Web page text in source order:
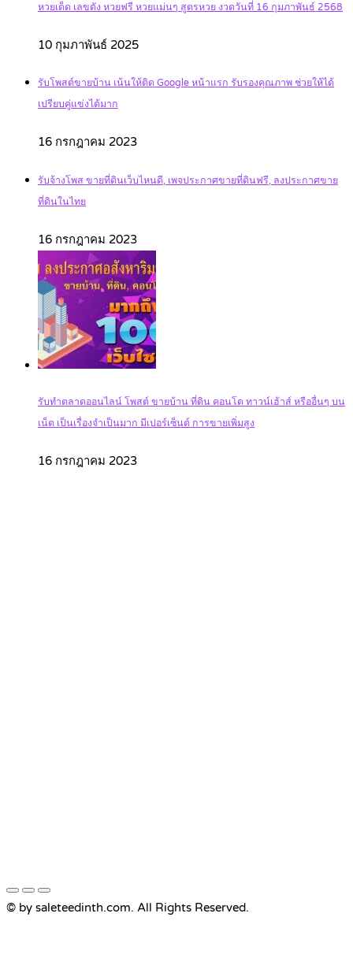
หวยเด็ด เลขดัง หวยฟรี หวยแม่นๆ สูตรหวย งวดวันที่ 16 กุมภาพันธ์ 2568
10 กุมภาพันธ์ 2025
รับโพสต์ขายบ้าน เน้นให้ติด Google หน้าแรก รับรองคุณภาพ ช่วยให้ได้
เปรียบคู่แข่งได้มาก
16 กรกฎาคม 2023
รับจ้างโพส ขายที่ดินเว็บไหนดี, เพจประกาศขายที่ดินฟรี, ลงประกาศขาย
ที่ดินในไทย
16 กรกฎาคม 2023
รับทำตลาดออนไลน์ โพสต์ ขายบ้าน ที่ดิน คอนโด ทาวน์เฮ้าส์ หรืออื่นๆ บน
เน็ต เป็นเรื่องจำเป็นมาก มีเปอร์เซ็นต์ การขายเพิ่มสูง
16 กรกฎาคม 2023
© by saleteedinth.com. All Rights Reserved.